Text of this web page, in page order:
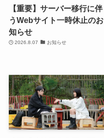
【重要】サーバー移行に伴
うWebサイト一時休止のお
知らせ
2026.8.07 お知らせ